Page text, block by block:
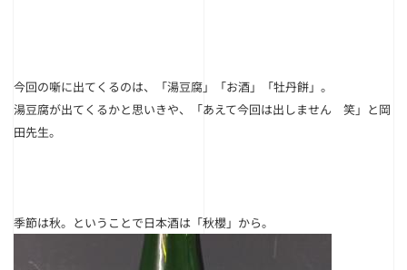
今回の噺に出てくるのは、 「湯豆腐」「お酒」「牡丹餅」。
湯豆腐が出てくるかと思いきや、「あえて今回は出しません 笑」と岡
田先生。
季節は秋。ということで日本酒は「秋櫻」から。